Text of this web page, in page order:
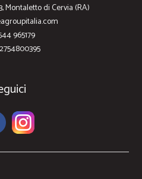
Montaletto di Cervia (RA)
965179